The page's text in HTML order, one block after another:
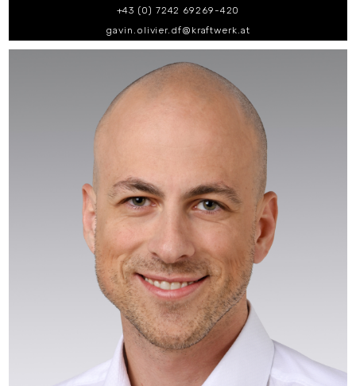
+43 (0) 7242 69269-420
gavin.olivier.df@kraftwerk.at